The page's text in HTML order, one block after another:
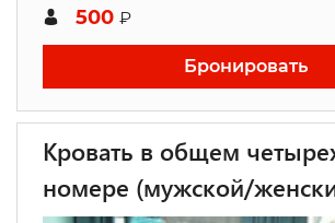
500 ₽
Бронировать
Кровать в общем
номере (мужской/